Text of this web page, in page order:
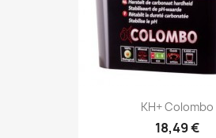
KH+ Colombo
18,49 €